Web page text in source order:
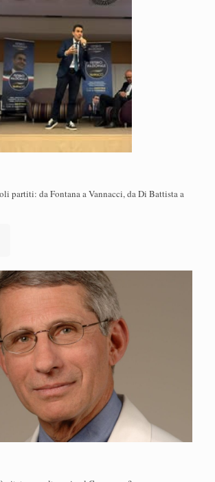
partiti: da Fontana a Vannacci, da Di Battista a